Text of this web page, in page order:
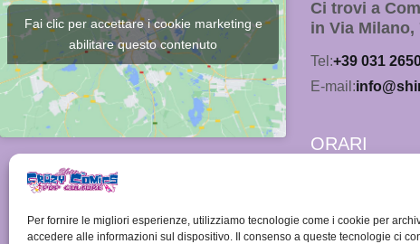
Per fornire le migliori esperienze, utilizziamo tecnologie come i cookie per
accedere alle informazioni sul dispositivo. Il consenso a queste tecnologie ci
Fai clic per accettare i cookie marketing e
abilitare questo contenuto
Ci trovi a
in Via Milano,
Tel:+39 031
E-mail:
ORARI
da Martedì a